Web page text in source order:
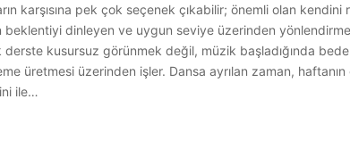
karşısına pek çok seçenek çıkabilir; önemli olan
dinleyen ve uygun seviye üzerinden
kusursuz görünmek değil, müzik başladığında
üretmesi üzerinden işler. Dansa ayrılan zaman,
ile…